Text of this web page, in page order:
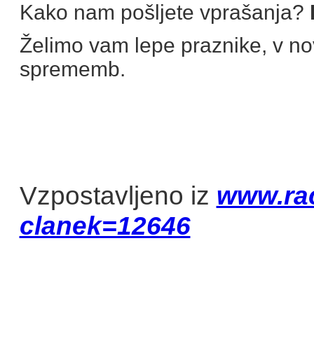
Kako nam pošljete vprašanja?
Želimo vam lepe praznike, v
sprememb.
Vzpostavljeno iz
clanek=12646